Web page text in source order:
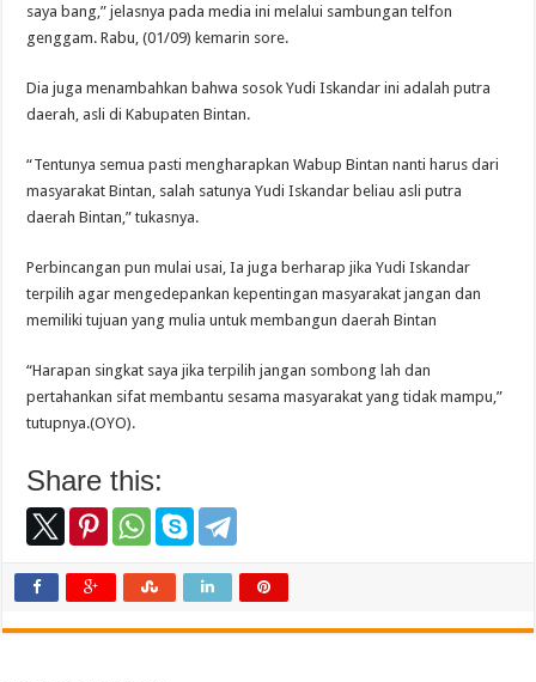
saya bang,” jelasnya pada media ini melalui sambungan telfon
genggam. Rabu, (01/09) kemarin sore.
Dia juga menambahkan bahwa sosok Yudi Iskandar ini adalah putra
daerah, asli di Kabupaten Bintan.
“Tentunya semua pasti mengharapkan Wabup Bintan nanti harus dari
masyarakat Bintan, salah satunya Yudi Iskandar beliau asli putra
daerah Bintan,” tukasnya.
Perbincangan pun mulai usai, Ia juga berharap jika Yudi Iskandar
terpilih agar mengedepankan kepentingan masyarakat jangan dan
memiliki tujuan yang mulia untuk membangun daerah Bintan
“Harapan singkat saya jika terpilih jangan sombong lah dan
pertahankan sifat membantu sesama masyarakat yang tidak mampu,”
tutupnya.(OYO).
Share this: